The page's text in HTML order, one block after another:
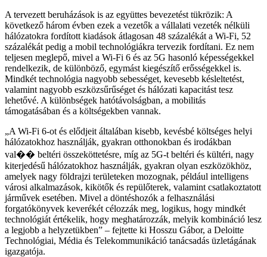
A tervezett beruházások is az együttes bevezetést tükrözik: A
következő három évben ezek a vezetők a vállalati vezeték nélküli
hálózatokra fordított kiadások átlagosan 48 százalékát a Wi-Fi, 52
százalékát pedig a mobil technológiákra tervezik fordítani. Ez nem
teljesen meglepő, mivel a Wi-Fi 6 és az 5G hasonló képességekkel
rendelkezik, de különböző, egymást kiegészítő erősségekkel is.
Mindkét technológia nagyobb sebességet, kevesebb késleltetést,
valamint nagyobb eszközsűrűséget és hálózati kapacitást tesz
lehetővé. A különbségek hatótávolságban, a mobilitás
támogatásában és a költségekben vannak.
A Wi-Fi 6-ot és elődjeit általában kisebb, kevésbé költséges helyi
hálózatokhoz használják, gyakran otthonokban és irodákban
val�� beltéri összeköttetésre, míg az 5G-t beltéri és kültéri, nagy
kiterjedésű hálózatokhoz használják, gyakran olyan eszközökhöz,
amelyek nagy földrajzi területeken mozognak, például intelligens
városi alkalmazások, kikötők és repülőterek, valamint csatlakoztatott
járművek esetében. Mivel a döntéshozók a felhasználási
forgatókönyvek keverékét célozzák meg, logikus, hogy mindkét
technológiát értékelik, hogy meghatározzák, melyik kombináció lesz
a legjobb a helyzetükben
– fejtette ki Hosszu Gábor, a Deloitte
Technológiai, Média és Telekommunikáció tanácsadás üzletágának
igazgatója.